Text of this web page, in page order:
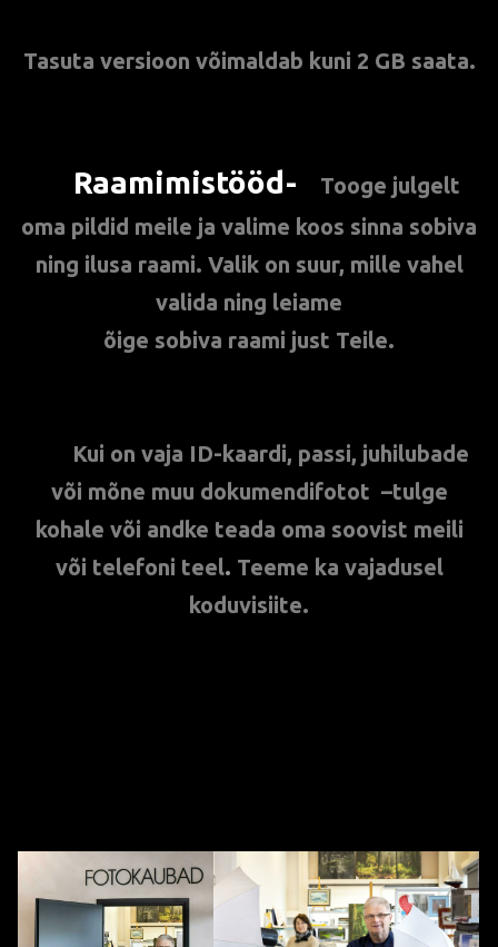
Tasuta versioon võimaldab kuni 2 GB saata.
Raamimistööd-
Tooge julgelt
oma pildid meile ja valime koos sinna sobiva
ning ilusa raami. Valik on suur, mille vahel
valida ning leiame
õige sobiva raami just Teile.
Kui on vaja ID-kaardi, passi, juhilubade
või mõne muu dokumendifotot –tulge
kohale või andke teada oma soovist meili
või telefoni teel. Teeme ka vajadusel
koduvisiite.